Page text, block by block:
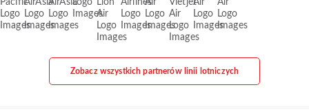
Zobacz wszystkich partnerów linii lotniczych